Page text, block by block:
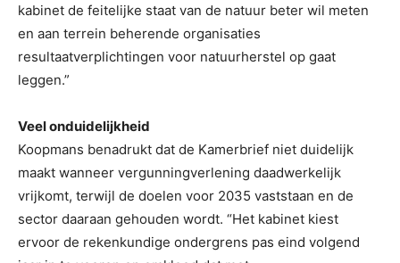
kabinet de feitelijke staat van de natuur beter wil meten
en aan terrein beherende organisaties
resultaatverplichtingen voor natuurherstel op gaat
leggen.”
Veel onduidelijkheid
Koopmans benadrukt dat de Kamerbrief niet duidelijk
maakt wanneer vergunningverlening daadwerkelijk
vrijkomt, terwijl de doelen voor 2035 vaststaan en de
sector daaraan gehouden wordt. “Het kabinet kiest
ervoor de rekenkundige ondergrens pas eind volgend